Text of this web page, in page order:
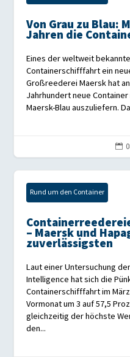
Von Grau zu Blau:
Jahren die
Eines der weltweit
Containerschifffahrt ein
Großreederei Maersk hat
Jahrhundert neue
Maersk-Blau auszuliefern.

Rund um den Container
– Maersk und
zuverlässigsten
Laut einer Untersuchung
Intelligence hat sich die
Containerschifffahrt im
Vormonat um 3 auf 57,5
gleichzeitig der höchste
den...